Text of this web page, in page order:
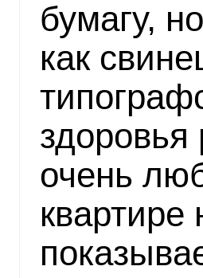
бумагу,
как
здоровья
очень
квартире